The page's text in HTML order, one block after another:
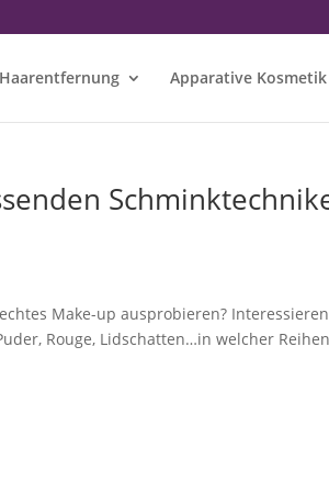
Haarentfernung Apparative Kosmetik
Make-up ausprobieren?
Rouge, Lidschatten…in welcher